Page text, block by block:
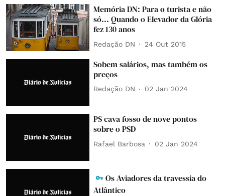
Memória DN: Para o turista e não
só... Quando o Elevador da Glória
fez 130 anos
Redação DN 24 Out 2015
Sobem salários, mas também os
preços
Redação DN 02 Jan 2024
PS cava fosso de nove pontos
sobre o PSD
Rafael Barbosa 02 Jan 2024
Os Aviadores da travessia do
Atlântico